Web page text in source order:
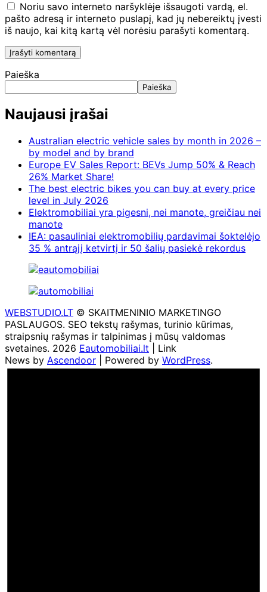
Noriu savo interneto naršyklėje išsaugoti vardą, el.
pašto adresą ir interneto puslapį, kad jų nebereiktų įvesti
iš naujo, kai kitą kartą vėl norėsiu parašyti komentarą.
Paieška
Paieška
Naujausi įrašai
Australian electric vehicle sales by month in 2026 –
by model and by brand
Europe EV Sales Report: BEVs Jump 50% & Reach
26% Market Share!
The best electric bikes you can buy at every price
level in July 2026
Elektromobiliai yra pigesni, nei manote, greičiau nei
manote
IEA: pasauliniai elektromobilių pardavimai šoktelėjo
35 % antrąjį ketvirtį ir 50 šalių pasiekė rekordus
WEBSTUDIO.LT © SKAITMENINIO MARKETINGO
PASLAUGOS. SEO tekstų rašymas, turinio kūrimas,
straipsnių rašymas ir talpinimas į mūsų valdomas
svetaines. 2026 Eautomobiliai.lt | Link
News by Ascendoor | Powered by WordPress.